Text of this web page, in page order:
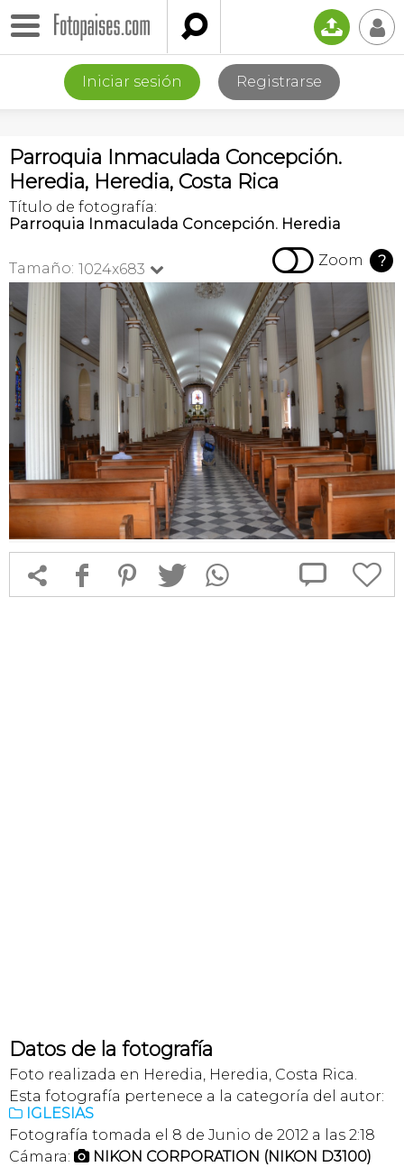
 📤 👤
Iniciar sesión Registrarse
Parroquia Inmaculada Concepción.
Heredia, Heredia, Costa Rica
Título de fotografía:
Parroquia Inmaculada Concepción. Heredia
Tamaño: 1024x683   Zoom ?
 f 1 T  
Datos de la fotografía
Foto realizada en Heredia, Heredia, Costa Rica.
Esta fotografía pertenece a la categoría del autor:

IGLESIAS
Fotografía tomada el 8 de Junio de 2012 a las 2:18
Cámara:  NIKON CORPORATION (NIKON D3100)